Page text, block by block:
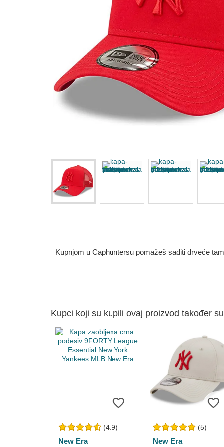
Kupnjom u Caphuntersu pomažeš saditi drveće
Kupci koji su kupili ovaj proizvod također
(4.9)
New Era
(5)
New Era